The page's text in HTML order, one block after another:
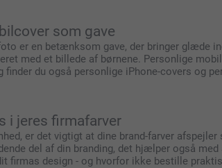
som gave
er en betænksom gave, der bringer glæde
med et billede af børnene. Personlige
finder du også personlige iPhone-covers og
i jeres firmafarver
er det vigtigt at dine brand-farver
del af din branding, det hjælper også
design - og hvorfor ikke bestille